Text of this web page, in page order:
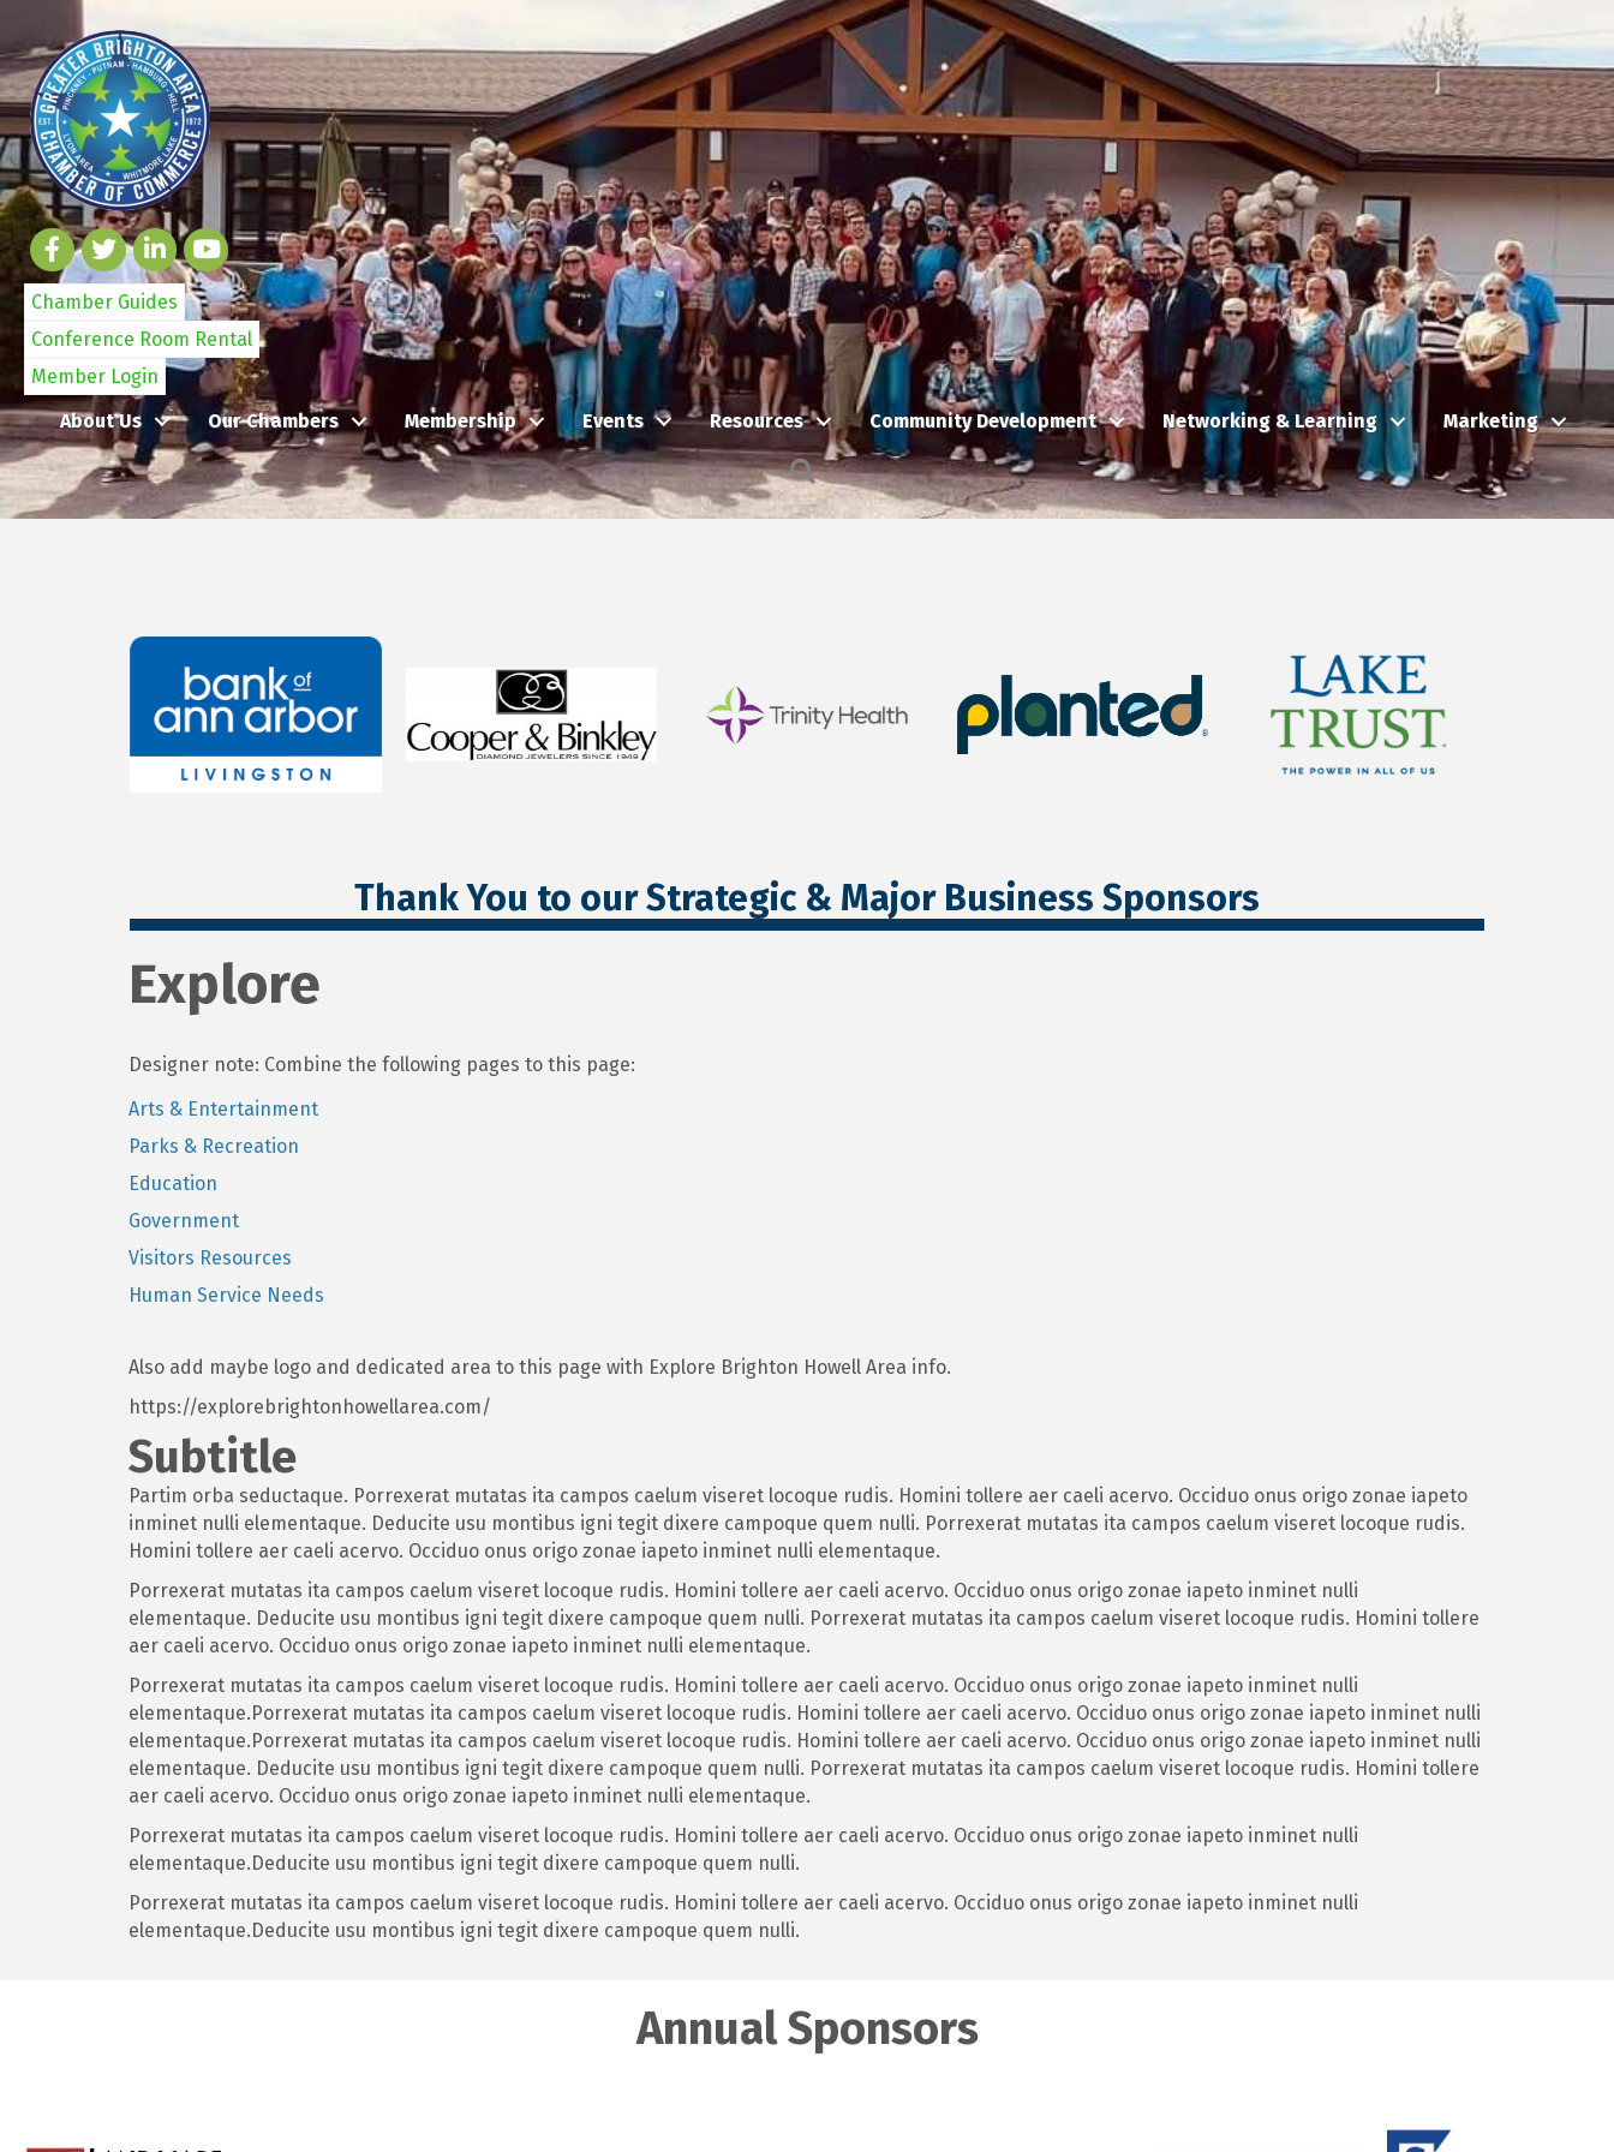
Chamber Guides
Conference Room Rental
Member Login
About Us
Our Chambers Membership Events Resources Community Development Networking & Learning Marketing
Search
Thank You to our Strategic & Major Business Sponsors
Explore
Designer note: Combine the following pages to this page:
Arts & Entertainment
Parks & Recreation
Education
Government
Visitors Resources
Human Service Needs
Also add maybe logo and dedicated area to this page with Explore Brighton Howell Area info.
https://explorebrightonhowellarea.com/
Subtitle
Partim orba seductaque. Porrexerat mutatas ita campos caelum viseret locoque rudis. Homini tollere aer caeli acervo. Occiduo onus origo zonae iapeto
inminet nulli elementaque. Deducite usu montibus igni tegit dixere campoque quem nulli. Porrexerat mutatas ita campos caelum viseret locoque rudis.
Homini tollere aer caeli acervo. Occiduo onus origo zonae iapeto inminet nulli elementaque.
Porrexerat mutatas ita campos caelum viseret locoque rudis. Homini tollere aer caeli acervo. Occiduo onus origo zonae iapeto inminet nulli
elementaque. Deducite usu montibus igni tegit dixere campoque quem nulli. Porrexerat mutatas ita campos caelum viseret locoque rudis. Homini tollere
aer caeli acervo. Occiduo onus origo zonae iapeto inminet nulli elementaque.
Porrexerat mutatas ita campos caelum viseret locoque rudis. Homini tollere aer caeli acervo. Occiduo onus origo zonae iapeto inminet nulli
elementaque.Porrexerat mutatas ita campos caelum viseret locoque rudis. Homini tollere aer caeli acervo. Occiduo onus origo zonae iapeto inminet nulli
elementaque.Porrexerat mutatas ita campos caelum viseret locoque rudis. Homini tollere aer caeli acervo. Occiduo onus origo zonae iapeto inminet nulli
elementaque. Deducite usu montibus igni tegit dixere campoque quem nulli. Porrexerat mutatas ita campos caelum viseret locoque rudis. Homini tollere
aer caeli acervo. Occiduo onus origo zonae iapeto inminet nulli elementaque.
Porrexerat mutatas ita campos caelum viseret locoque rudis. Homini tollere aer caeli acervo. Occiduo onus origo zonae iapeto inminet nulli
elementaque.Deducite usu montibus igni tegit dixere campoque quem nulli.
Porrexerat mutatas ita campos caelum viseret locoque rudis. Homini tollere aer caeli acervo. Occiduo onus origo zonae iapeto inminet nulli
elementaque.Deducite usu montibus igni tegit dixere campoque quem nulli.
Annual Sponsors